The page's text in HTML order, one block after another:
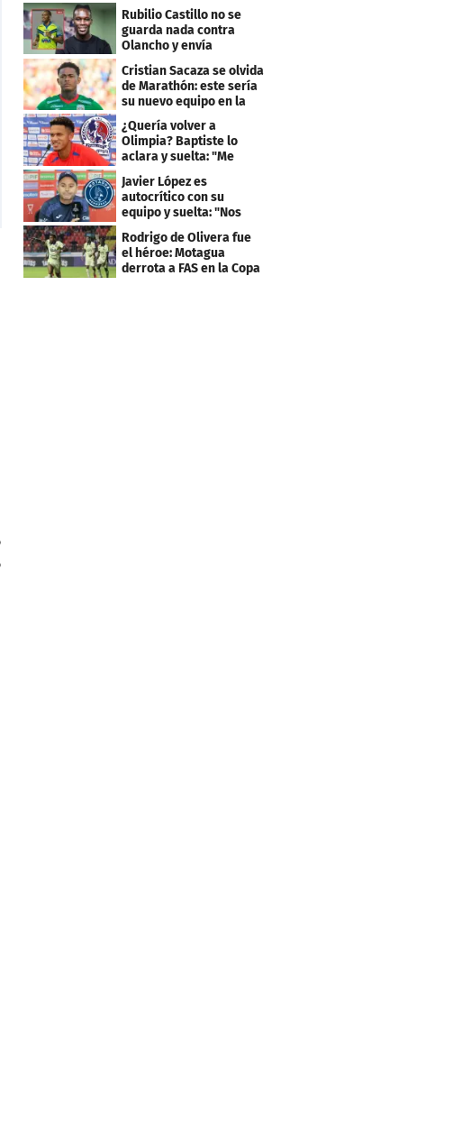
Rubilio Castillo no se
guarda nada contra
Olancho y envía
mensaje a Bengtson
Cristian Sacaza se olvida
de Marathón: este sería
su nuevo equipo en la
Liga Nacional
¿Quería volver a
Olimpia? Baptiste lo
aclara y suelta: "Me
faltaba un equipo
grande"
Javier López es
autocrítico con su
equipo y suelta: "Nos
costó muchísimo..."
Rodrigo de Olivera fue
el héroe: Motagua
derrota a FAS en la Copa